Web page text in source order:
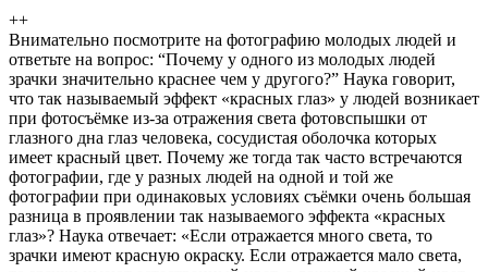
++
Внимательно посмотрите на фотографию молодых людей и
ответьте на вопрос: “Почему у одного из молодых людей
зрачки значительно краснее чем у другого?” Наука говорит,
что так называемый эффект «красных глаз» у людей возникает
при фотосъёмке из-за отражения света фотовспышки от
глазного дна глаз человека, сосудистая оболочка которых
имеет красный цвет. Почему же тогда так часто встречаются
фотографии, где у разных людей на одной и той же
фотографии при одинаковых условиях съёмки очень большая
разница в проявлении так называемого эффекта «красных
глаз»? Наука отвечает: «Если отражается много света, то
зрачки имеют красную окраску. Если отражается мало света,